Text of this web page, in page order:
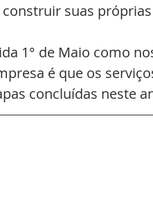
suas
1° de Maio como
é que os
concluídas neste